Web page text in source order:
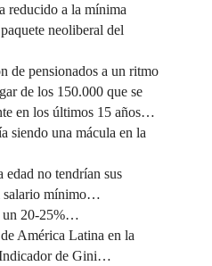
reducido a la mínima
neoliberal del
de pensionados a un ritmo
de los 150.000 que se
en los últimos 15 años…
siendo una mácula en la
no tendrían sus
salario mínimo…
un 20-25%…
América Latina en la
de Gini…